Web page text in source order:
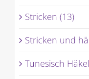
Stricken (13)
Stricken und
Tunesisch